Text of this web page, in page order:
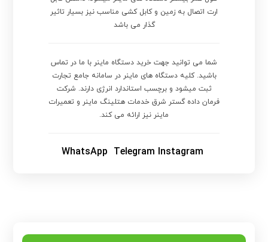
ارت اتصال به زمین و کابل کشی مناسب نیز بسیار تاثیر
گذار می باشد
شما می توانید جهت خرید دستگاه ماینر با ما در تماس
باشید. کلیه دستگاه های ماینر در سامانه جامع تجارت
ثبت میشود و برچسب استاندارد انرژی دارند. شرکت
فرمان داده گستر شرق خدمات هتلینگ ماینر و تعمیرات
ماینر نیز ارائه می کند.
WhatsApp Telegram Instagram